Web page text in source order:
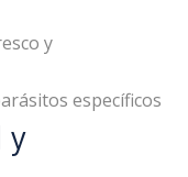
y
específicos
y